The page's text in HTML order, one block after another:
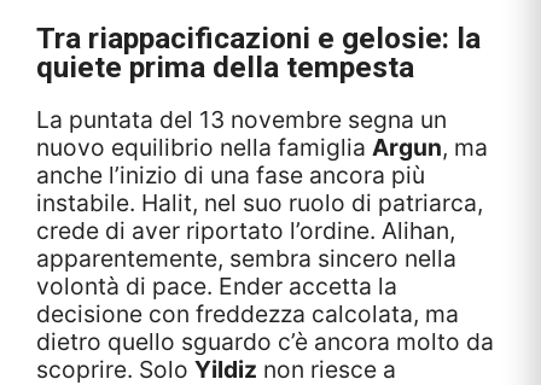
Tra riappacificazioni e gelosie: la
quiete prima della tempesta
La puntata del 13 novembre segna un
nuovo equilibrio nella famiglia Argun, ma
anche l’inizio di una fase ancora più
instabile. Halit, nel suo ruolo di patriarca,
crede di aver riportato l’ordine. Alihan,
apparentemente, sembra sincero nella
volontà di pace. Ender accetta la
decisione con freddezza calcolata, ma
dietro quello sguardo c’è ancora molto da
scoprire. Solo Yildiz non riesce a